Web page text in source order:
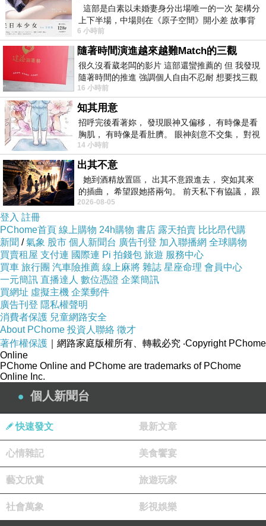
上一篇： 我可能不是女人
下一篇： 怎麼連懶都那麼可愛？
這部是白素以未婚妻身分出場唯一的一次 架構分
上下半場，中場則在《原子空間》開小差 故事背
景影射西藏境外流亡 地下組織
6 小時前
隨著時間演進越來越難Match的三觀
很久沒看葳老闆的影片 這部還蠻推薦的 但 我發現
隨著時間的推進 強調個人自由不忍耐 想要找三觀
接近的不要說對象 連朋友都超
16 小時前
知其用意
招呼完後看著妳， 發現眼神又偏移， 有時像是看
胸肌， 有時像是看肚臍。 眼神刻意不交集， 對視
視線不對齊， 讓我很難不
14 小時前
出其不意
她到酒精放置區， 出其不意跟進去， 突如其來
的插曲， 希望跟她搭兩句。 前天私下有協議， 跟
著阿弟丟拉基
2026-08-05
登入 註冊
PChome首頁 線上購物 24h購物 書店 露天拍賣 比比昂代購
新聞 /氣象 股市 個人新聞台 廣告刊登 加入聯播網 全球購物
買賣租屋 支付連 國際連 Pi 拍錢包 旅遊 服務中心
買車 旅行團 汽車險推薦 線上麻將 雜誌 星座命理 會員中心
一元簡訊 直播達人 數位憑證 企業簡訊
買網址 虛擬主機 企業郵件
廣告刊登 隱私權聲明
消費者保護 兒童網路安全
About PChome 投資人聯絡 徵才
著作權保護 ｜網路家庭版權所有、轉載必究 ‧Copyright PChome
Online
PChome Online and PChome are trademarks of PChome
Online Inc.
個人新聞台
快速發文 最新文章
心情雜記 美食饗宴
藝文欣賞 旅遊玩家
社會萬象 影視娛樂